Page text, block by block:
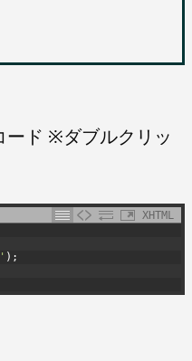
ード ※ダブルクリッ
XHTML
) ;